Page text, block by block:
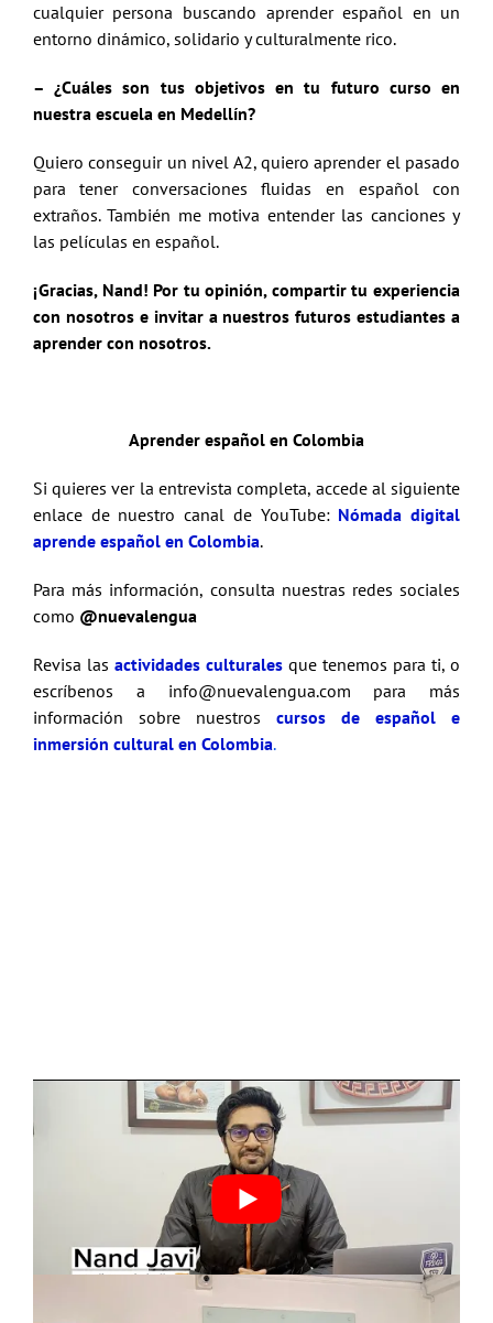
cualquier persona buscando aprender español en un
entorno dinámico, solidario y culturalmente rico.
– ¿Cuáles son tus objetivos en tu futuro curso en
nuestra escuela en Medellín?
Quiero conseguir un nivel A2, quiero aprender el pasado
para tener conversaciones fluidas en español con
extraños. También me motiva entender las canciones y
las películas en español.
¡Gracias, Nand! Por tu opinión, compartir tu experiencia
con nosotros e invitar a nuestros futuros estudiantes a
aprender con nosotros.
Aprender español en Colombia
Si quieres ver la entrevista completa, accede al siguiente
enlace de nuestro canal de YouTube: Nómada digital
aprende español en Colombia.
Para más información, consulta nuestras redes sociales
como @nuevalengua
Revisa las actividades culturales que tenemos para ti, o
escríbenos a info@nuevalengua.com para más
información sobre nuestros
cursos de español e
inmersión cultural en Colombia.